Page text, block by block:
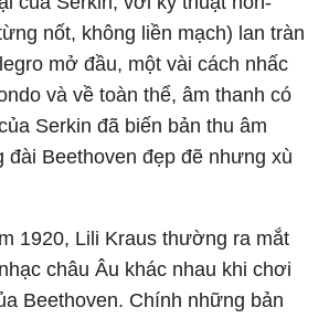
nốt, không liền mạch) lan tràn
mở đầu, một vài cách nhấc
và về toàn thể, âm thanh có
Serkin đã biến bản thu âm
đài Beethoven đẹp đẽ nhưng xù
1920, Lili Kraus thường ra mắt
châu Âu khác nhau khi chơi
Beethoven. Chính những bản